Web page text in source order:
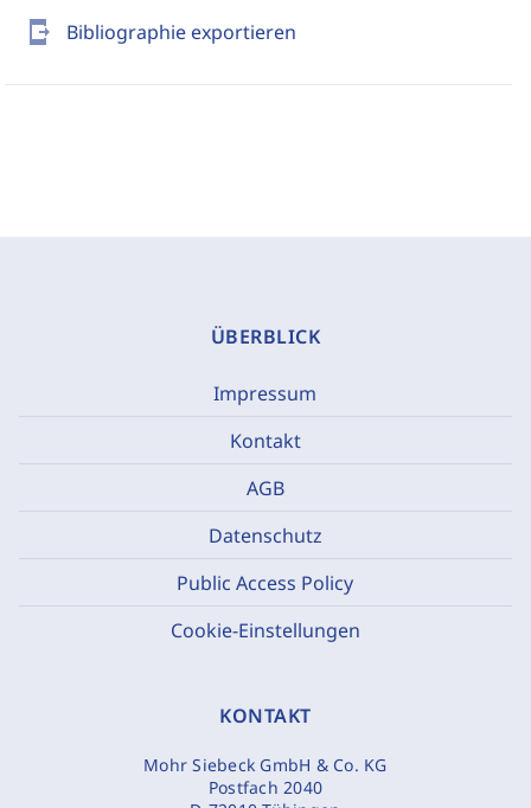
send_to_mobile Bibliographie exportieren
ÜBERBLICK
Impressum
Kontakt
AGB
Datenschutz
Public Access Policy
Cookie-Einstellungen
KONTAKT
Mohr Siebeck GmbH & Co. KG
Postfach 2040